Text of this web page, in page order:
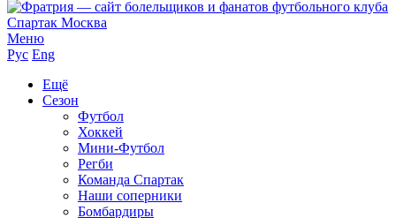
Меню
Рус Eng
Ещё
Сезон
Футбол
Хоккей
Мини-Футбол
Регби
Команда Спартак
Наши соперники
Бомбардиры